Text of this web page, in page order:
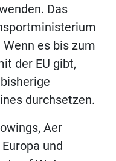
Das
es bis zum
der EU gibt,
durchsetzen.
Aer
und